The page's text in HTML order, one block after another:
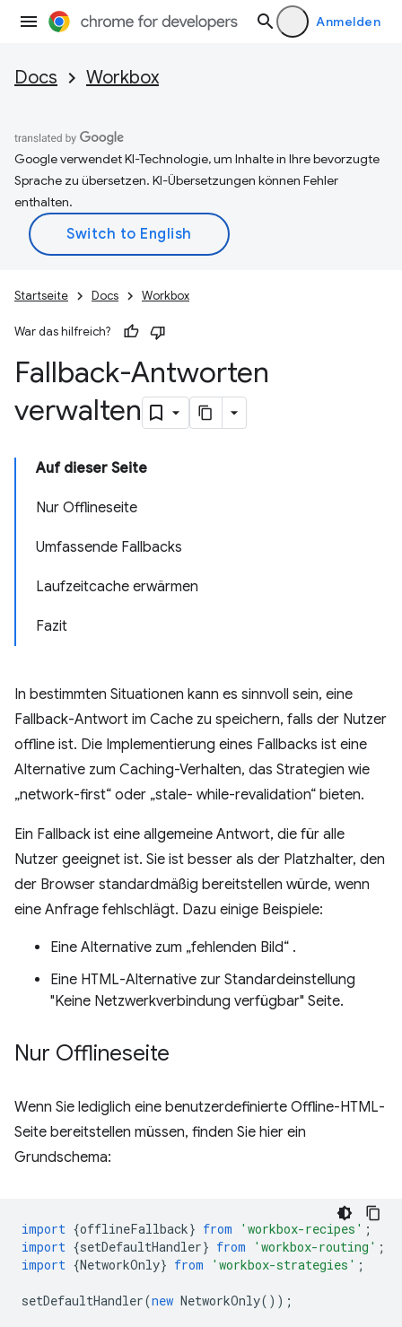
Anmelden
Docs Workbox
Google verwendet KI-Technologie, um Inhalte in Ihre bevorzugte
Sprache zu übersetzen. KI-Übersetzungen können Fehler
enthalten.
Startseite Docs Workbox
War das hilfreich?
Fallback-Antworten
verwalten
Auf dieser Seite
Nur Offlineseite
Umfassende Fallbacks
Laufzeitcache erwärmen
Fazit
In bestimmten Situationen kann es sinnvoll sein, eine
Fallback-Antwort im Cache zu speichern, falls der Nutzer
offline ist. Die Implementierung eines Fallbacks ist eine
Alternative zum Caching-Verhalten, das Strategien wie
„network-first“ oder „stale- while-revalidation“ bieten.
Ein Fallback ist eine allgemeine Antwort, die für alle
Nutzer geeignet ist. Sie ist besser als der Platzhalter, den
der Browser standardmäßig bereitstellen würde, wenn
eine Anfrage fehlschlägt. Dazu einige Beispiele:
Eine Alternative zum „fehlenden Bild“ .
Eine HTML-Alternative zur Standardeinstellung
"Keine Netzwerkverbindung verfügbar" Seite.
Nur Offlineseite
Wenn Sie lediglich eine benutzerdefinierte Offline-HTML-
Seite bereitstellen müssen, finden Sie hier ein
Grundschema:
import {offlineFallback} from 'workbox-recipes' ;
import {setDefaultHandler} from 'workbox-routing' ;
import {NetworkOnly} from 'workbox-strategies' ;
setDefaultHandler(new NetworkOnly());